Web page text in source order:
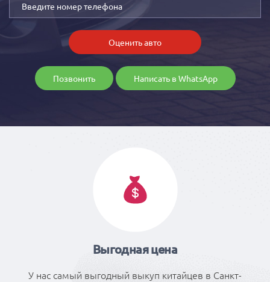
Оценить авто
Позвонить Написать в WhatsApp
Выгодная цена
У нас самый выгодный выкуп китайцев в Санкт-